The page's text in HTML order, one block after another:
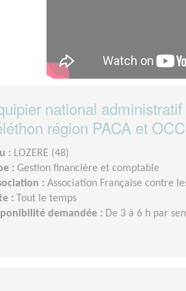
national
région PACA et
: LOZERE (48)
: Gestion financière et comptable
: Association Française contre
:
Tout le temps
demandée : De 3 à 6 h par